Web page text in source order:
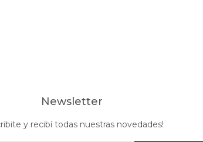
Newsletter
y recibí todas nuestras novedades!